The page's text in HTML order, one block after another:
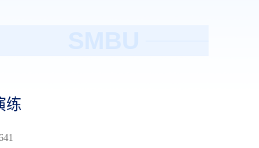
练